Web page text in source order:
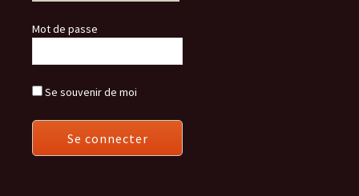
Mot de passe
Se souvenir de moi